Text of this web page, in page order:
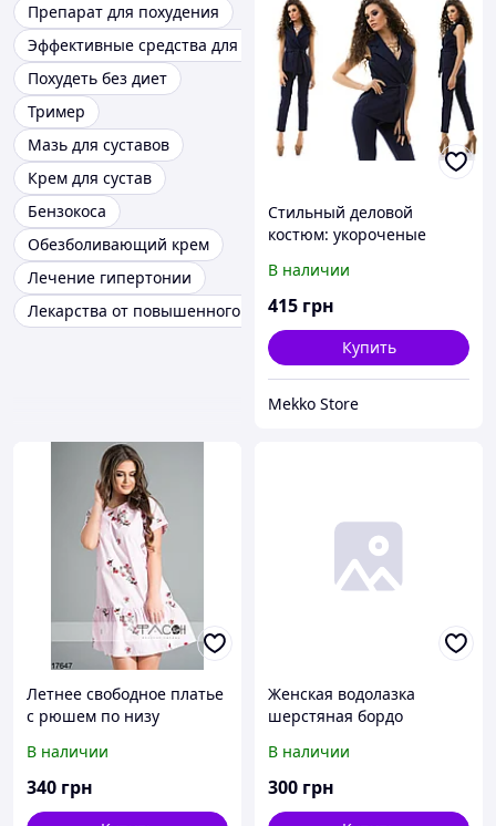
Препарат для похудения
Эффективные средства для похудения
Похудеть без диет
Тример
Мазь для суставов
Крем для сустав
Бензокоса
Обезболивающий крем
Лечение гипертонии
Лекарства от повышенного давления
Стильный деловой
костюм: укороченые
В наличии
415 грн
Купить
Mekko Store
Летнее свободное платье
с рюшем по низу
Розовый
В наличии
340 грн
Женская водолазка
шерстяная бордо
В наличии
300 грн